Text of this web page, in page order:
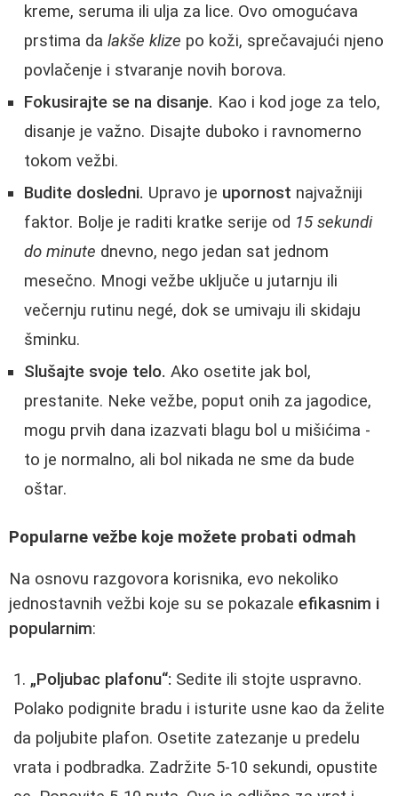
kreme, seruma ili ulja za lice. Ovo omogućava
prstima da lakše klize po koži, sprečavajući njeno
povlačenje i stvaranje novih borova.
Fokusirajte se na disanje. Kao i kod joge za telo,
disanje je važno. Disajte duboko i ravnomerno
tokom vežbi.
Budite dosledni. Upravo je upornost najvažniji
faktor. Bolje je raditi kratke serije od 15 sekundi
do minute dnevno, nego jedan sat jednom
mesečno. Mnogi vežbe uključe u jutarnju ili
večernju rutinu negé, dok se umivaju ili skidaju
šminku.
Slušajte svoje telo. Ako osetite jak bol,
prestanite. Neke vežbe, poput onih za jagodice,
mogu prvih dana izazvati blagu bol u mišićima -
to je normalno, ali bol nikada ne sme da bude
oštar.
Popularne vežbe koje možete probati odmah
Na osnovu razgovora korisnika, evo nekoliko
jednostavnih vežbi koje su se pokazale efikasnim i
popularnim:
„Poljubac plafonu“: Sedite ili stojte uspravno.
Polako podignite bradu i isturite usne kao da želite
da poljubite plafon. Osetite zatezanje u predelu
vrata i podbradka. Zadržite 5-10 sekundi, opustite